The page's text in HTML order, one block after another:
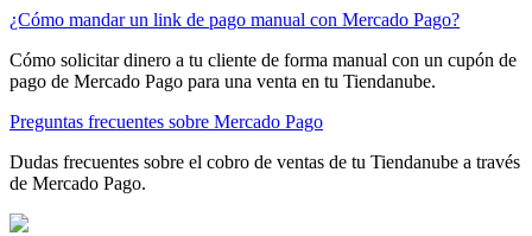
¿Cómo mandar un link de pago manual con Mercado Pago?
Cómo solicitar dinero a tu cliente de forma manual con un cupón de
pago de Mercado Pago para una venta en tu Tiendanube.
Preguntas frecuentes sobre Mercado Pago
Dudas frecuentes sobre el cobro de ventas de tu Tiendanube a través
de Mercado Pago.